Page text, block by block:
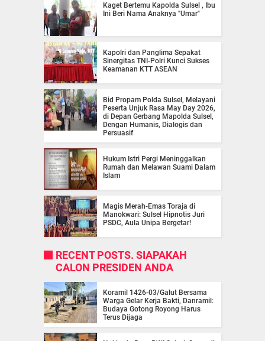
Kaget Bertemu Kapolda Sulsel , Ibu
Ini Beri Nama Anaknya "Umar"
Kapolri dan Panglima Sepakat
Sinergitas TNI-Polri Kunci Sukses
Keamanan KTT ASEAN
Bid Propam Polda Sulsel, Melayani
Peserta Unjuk Rasa May Day 2026,
di Depan Gerbang Mapolda Sulsel,
Dengan Humanis, Dialogis dan
Persuasif
Hukum Istri Pergi Meninggalkan
Rumah dan Melawan Suami Dalam
Islam
Magis Merah-Emas Toraja di
Manokwari: Sulsel Hipnotis Juri
PSDC, Aula Unipa Bergetar!
RECENT POSTS. SIAPAKAH
CALON PRESIDEN ANDA
Koramil 1426-03/Galut Bersama
Warga Gelar Kerja Bakti, Danramil:
Budaya Gotong Royong Harus
Terus Dijaga